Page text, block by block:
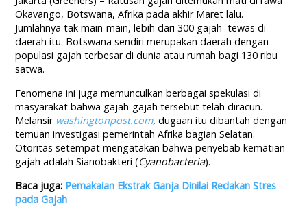
Okavango, Botswana, Afrika pada akhir Maret lalu.
Jumlahnya tak main-main, lebih dari 300 gajah tewas di
daerah itu. Botswana sendiri merupakan daerah dengan
populasi gajah terbesar di dunia atau rumah bagi 130 ribu
satwa.
Fenomena ini juga memunculkan berbagai spekulasi di
masyarakat bahwa gajah-gajah tersebut telah diracun.
Melansir washingtonpost.com,dugaan itu dibantah dengan
temuan investigasi pemerintah Afrika bagian Selatan.
Otoritas setempat mengatakan bahwa penyebab kematian
gajah adalah Sianobakteri (Cyanobacteria).
Baca juga: Pemakaian Ekstrak Ganja Dinilai Redakan Stres
pada Gajah